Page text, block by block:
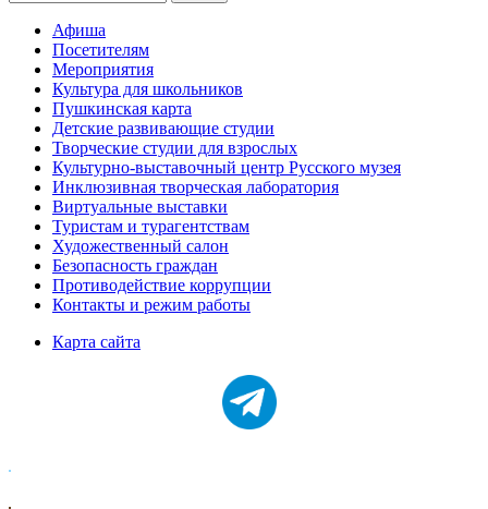
Афиша
Посетителям
Мероприятия
Культура для школьников
Пушкинская карта
Детские развивающие студии
Творческие студии для взрослых
Культурно-выставочный центр Русского музея
Инклюзивная творческая лаборатория
Виртуальные выставки
Туристам и турагентствам
Художественный салон
Безопасность граждан
Противодействие коррупции
Контакты и режим работы
Карта сайта